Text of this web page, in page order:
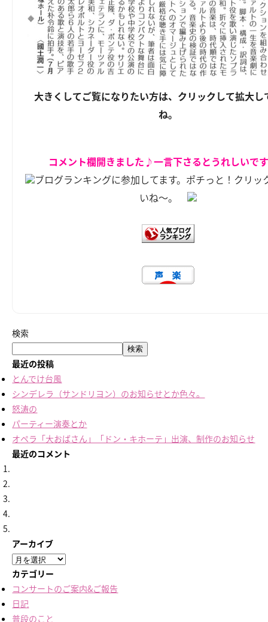
大きくしてご覧になりたい方は、クリックして拡大し
ね。
コメント欄開きました♪一言下さるとうれしいです
ブログランキングに参加してます。ポチっと！クリッ
いね～。
検索
検索
最近の投稿
とんでけ台風
シンデレラ（サンドリヨン）のお知らせとか色々。
怒涛の
パーティー演奏とか
オペラ「大おばさん」「ドン・キホーテ」出演、制作のお知らせ
最近のコメント
アーカイブ
ア
ー
カ
イ
ブ
カテゴリー
コンサートのご案内&ご報告
日記
普段のこと